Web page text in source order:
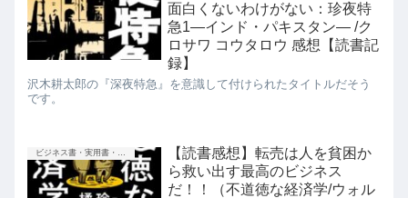
面白くないわけがない：珍夜特
急1―インド・パキスタン― /ク
ロサワ コウタロウ 感想【読書記
録】
沢木耕太郎の『深夜特急』を意識して付けられたタイトルだそう
です。
ビジネス書・実用書・新書等
【読書感想】転売は人を貧困か
ら救い出す最高のビジネス
だ！！（不道徳な経済学/ウォル